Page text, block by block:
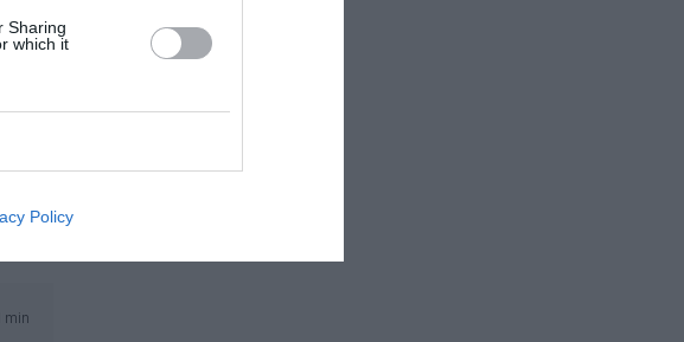
Sharing
which it
Policy
min